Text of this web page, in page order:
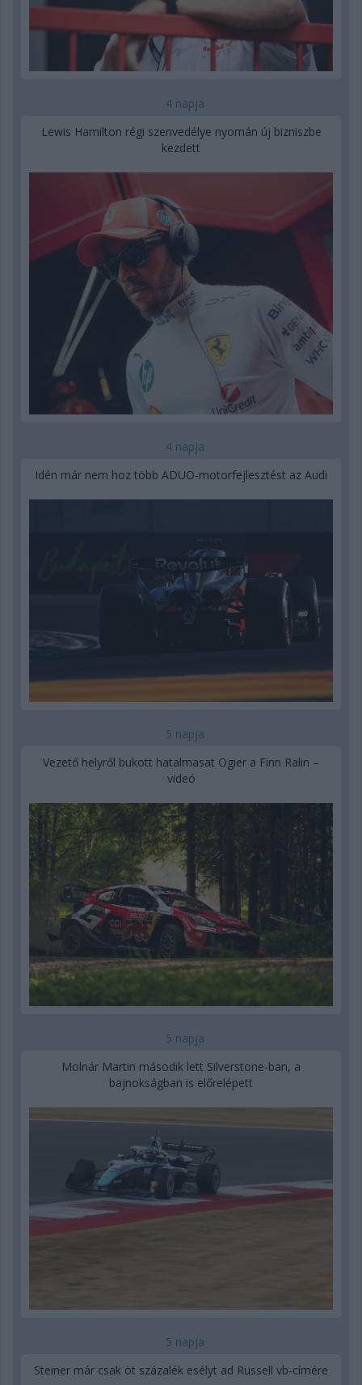
4 napja
Lewis Hamilton régi szenvedélye nyomán új bizniszbe
kezdett
4 napja
Idén már nem hoz több ADUO-motorfejlesztést az Audi
5 napja
Vezető helyről bukott hatalmasat Ogier a Finn Ralin –
videó
5 napja
Molnár Martin második lett Silverstone-ban, a
bajnokságban is előrelépett
5 napja
Steiner már csak öt százalék esélyt ad Russell vb-címére